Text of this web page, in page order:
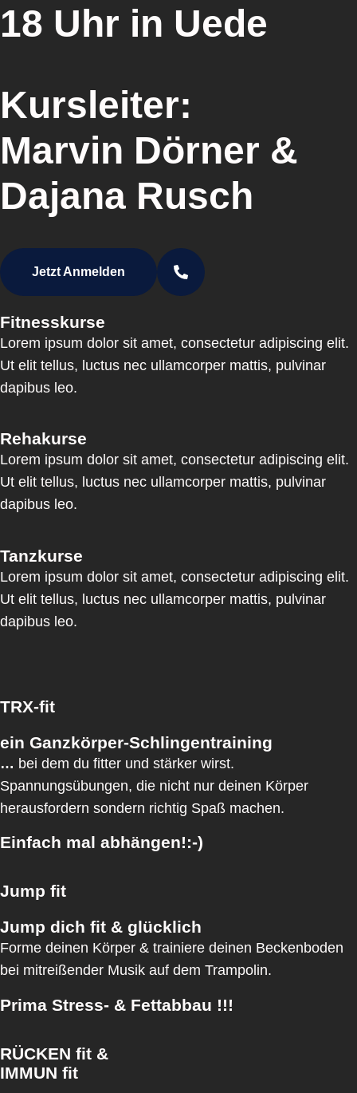
18 Uhr in Uede
Kursleiter:
Marvin Dörner &
Dajana Rusch
Jetzt Anmelden
Fitnesskurse
Lorem ipsum dolor sit amet, consectetur adipiscing elit.
Ut elit tellus, luctus nec ullamcorper mattis, pulvinar
dapibus leo.
Rehakurse
Lorem ipsum dolor sit amet, consectetur adipiscing elit.
Ut elit tellus, luctus nec ullamcorper mattis, pulvinar
dapibus leo.
Tanzkurse
Lorem ipsum dolor sit amet, consectetur adipiscing elit.
Ut elit tellus, luctus nec ullamcorper mattis, pulvinar
dapibus leo.
TRX-fit
ein Ganzkörper-Schlingentraining
… bei dem du fitter und stärker wirst.
Spannungsübungen, die nicht nur deinen Körper
herausfordern sondern richtig Spaß machen.
Einfach mal abhängen!:-)
Jump fit
Jump dich fit & glücklich
Forme deinen Körper & trainiere deinen Beckenboden
bei mitreißender Musik auf dem Trampolin.
Prima Stress- & Fettabbau !!!
RÜCKEN fit &
IMMUN fit